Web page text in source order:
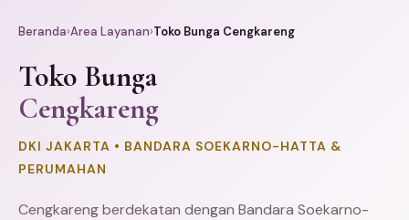
Beranda›Area Layanan›Toko Bunga Cengkareng
Toko Bunga
Cengkareng
DKI JAKARTA • BANDARA SOEKARNO-HATTA &
PERUMAHAN
Cengkareng berdekatan dengan Bandara Soekarno-